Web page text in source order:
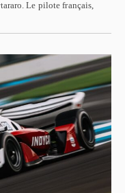
Le pilote français,